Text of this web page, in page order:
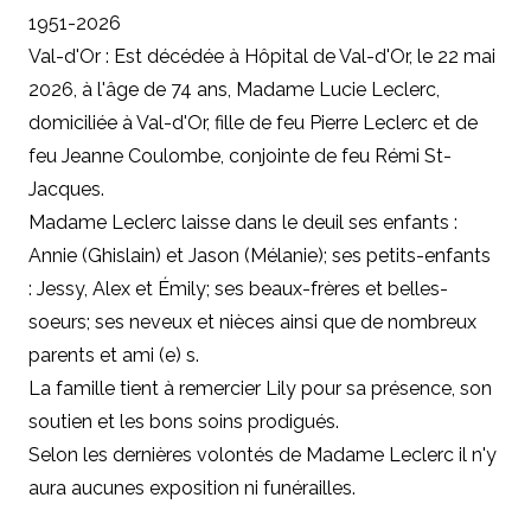
1951-2026
Val-d'Or : Est décédée à Hôpital de Val-d'Or, le 22 mai
2026, à l'âge de 74 ans, Madame Lucie Leclerc,
domiciliée à Val-d'Or, fille de feu Pierre Leclerc et de
feu Jeanne Coulombe, conjointe de feu Rémi St-
Jacques.
Madame Leclerc laisse dans le deuil ses enfants :
Annie (Ghislain) et Jason (Mélanie); ses petits-enfants
: Jessy, Alex et Émily; ses beaux-frères et belles-
soeurs; ses neveux et nièces ainsi que de nombreux
parents et ami (e) s.
La famille tient à remercier Lily pour sa présence, son
soutien et les bons soins prodigués.
Selon les dernières volontés de Madame Leclerc il n'y
aura aucunes exposition ni funérailles.